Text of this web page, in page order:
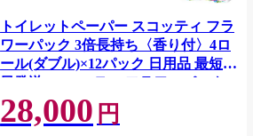
トイレットペーパー スコッティ フラ
ワーパック 3倍長持ち〈香り付〉4ロ
ール(ダブル)×12パック 日用品 最短翌
日発送 [スコッティ フラワーパック
トイレットペーパー 日本製紙クレシ
ア] 秋田県秋田市
28,000 円